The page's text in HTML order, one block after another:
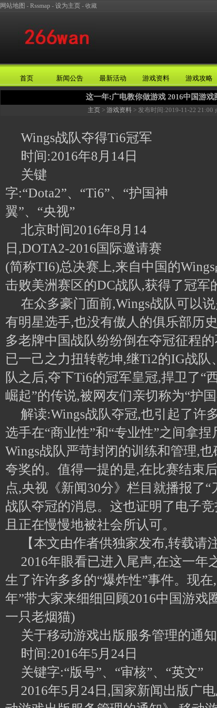
网站地图 - Rssmap - 设为主页 - 收藏
首页 新闻公告 最新活动 游戏资料 游戏攻略
这一年:广电教你做游戏 2016中国游戏
主页 > 游戏资料 > 发布时间:2019-11-22 21:00
Wings战队夺得Ti6冠军
时间:2016年8月14日
关键
字:“Dota2”、“Ti6”、“护国神
翼”、“央视”
北京时间2016年8月14
日,DOTA2-2016国际邀请赛
(简称TI6)总决赛上,来自中国的
击败美洲赛区的DC战队,获得了冠军
在众多豪门面前,Wings战队可以
有明星选手,也没有傲人的俱乐部历
多老牌中国战队纷纷倒在夺冠征程
已一己之力扭转乾坤,继Ti2的IG战队
队之后,夺下Ti6的冠军皇冠,捍卫了“
崛起”的传说,被网友们亲切称为“护
解读:Wings战队夺冠,也引起了许
选手在“商业性”和“专业性”之间拿
Wings战队严苛封闭的训练和管理,
夸奖的。值得一提的是,在比赛结束
点,央视《新闻30分》栏目就播报了“
战队夺冠的消息。这也证明了电子
且正在慢慢地被社会所认可。
【本文由作者供独家发布,转载请
2016年眼看已进入尾声,在这一年
生了许许多多的“爆炸性”事件。现
年”带大家来细细回顾2016中国游戏
一只老烟猫)
关于移动游戏出版服务管理的通知
时间:2016年5月24日
关键字:“版号”、“审核”、“英文”
2016年5月24日,国家新闻出版广